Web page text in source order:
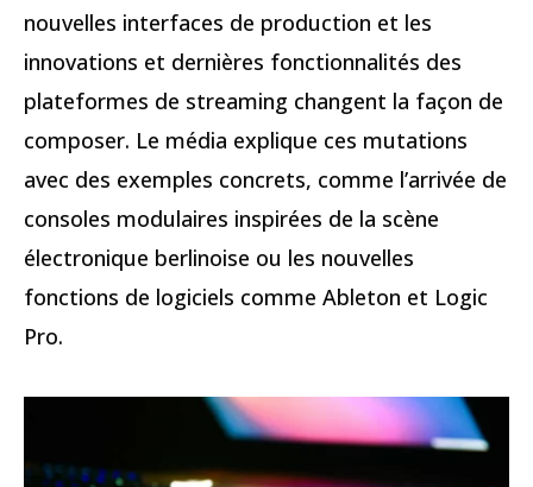
nouvelles interfaces de production et les
innovations et dernières fonctionnalités des
plateformes de streaming changent la façon de
composer. Le média explique ces mutations
avec des exemples concrets, comme l’arrivée de
consoles modulaires inspirées de la scène
électronique berlinoise ou les nouvelles
fonctions de logiciels comme Ableton et Logic
Pro.